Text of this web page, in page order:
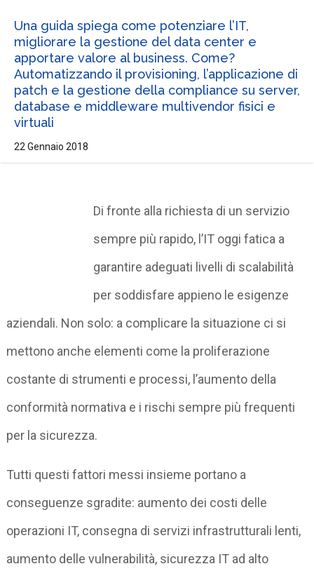
Una guida spiega come potenziare l’IT,
migliorare la gestione del data center e
apportare valore al business. Come?
Automatizzando il provisioning, l’applicazione di
patch e la gestione della compliance su server,
database e middleware multivendor fisici e
virtuali
22 Gennaio 2018
Di fronte alla richiesta di un servizio
sempre più rapido, l’IT oggi fatica a
garantire adeguati livelli di scalabilità
per soddisfare appieno le esigenze
aziendali. Non solo: a complicare la situazione ci si
mettono anche elementi come la proliferazione
costante di strumenti e processi, l’aumento della
conformità normativa e i rischi sempre più frequenti
per la sicurezza.
Tutti questi fattori messi insieme portano a
conseguenze sgradite: aumento dei costi delle
operazioni IT, consegna di servizi infrastrutturali lenti,
aumento delle vulnerabilità, sicurezza IT ad alto